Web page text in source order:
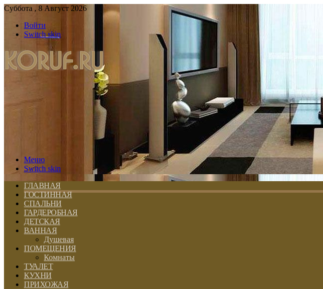
Суббота , 8 Август 2026
Войти
Switch skin
Меню
Switch skin
ГЛАВНАЯ
ГОСТИННАЯ
СПАЛЬНИ
ГАРДЕРОБНАЯ
ДЕТСКАЯ
ВАННАЯ
Душевая
ПОМЕЩЕНИЯ
Комнаты
ТУАЛЕТ
КУХНИ
ПРИХОЖАЯ